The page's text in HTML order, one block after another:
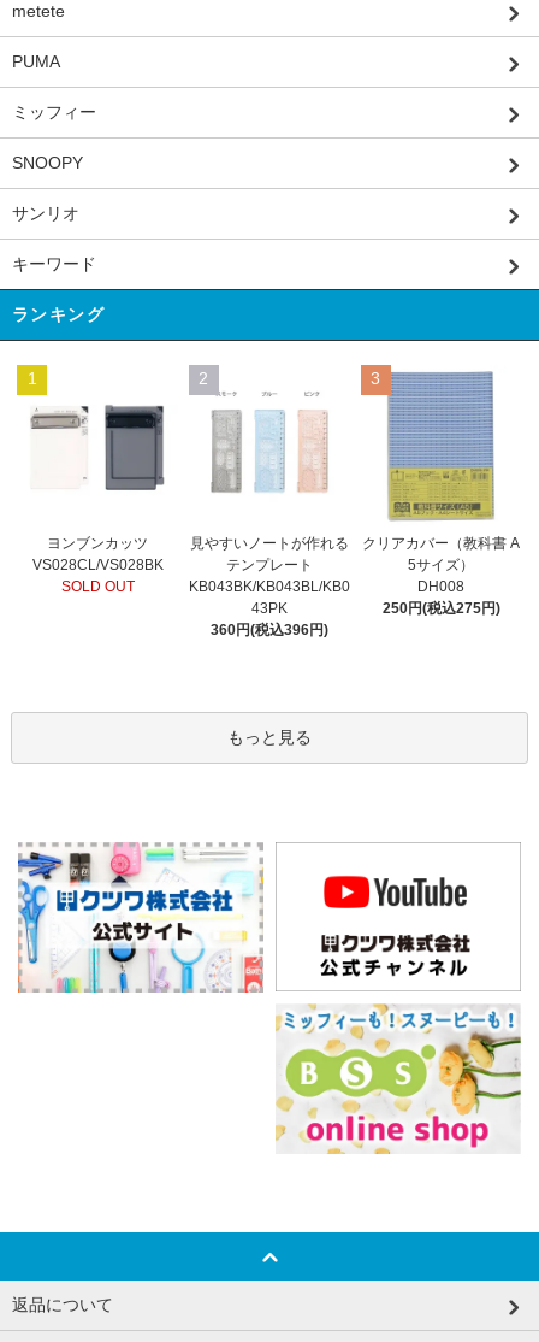
metete
PUMA
ミッフィー
SNOOPY
サンリオ
キーワード
ランキング
1
ヨンブンカッツ
VS028CL/VS028BK
SOLD OUT
2
見やすいノートが作れる
テンプレート
KB043BK/KB043BL/KB0
43PK
360円(税込396円)
3
クリアカバー（教科書 A
5サイズ）
DH008
250円(税込275円)
もっと見る
返品について